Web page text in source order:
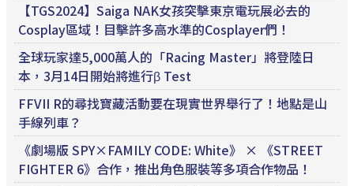
【TGS2024】Saiga NAK女孩突擊東京電玩展必去的
Cosplay區域！目擊許多高水準的Cosplayer們！
全球玩家達5,000萬人的「Racing Master」將登陸日
本，3月14日開始將進行β Test
FFVII R的尋找寶藏活動要在現實世界舉行了！地點是山
手線列車？
《劇場版 SPY×FAMILY CODE: White》 × 《STREET
FIGHTER 6》合作，推出角色服裝等多項合作物品！